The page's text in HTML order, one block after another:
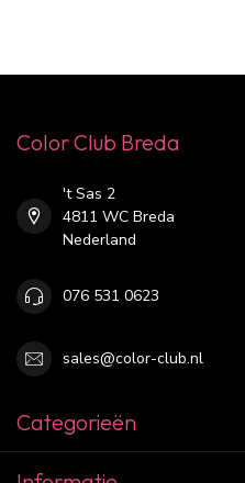
Color Club Breda
't Sas 2
4811 WC Breda
Nederland
076 531 0623
sales@color-club.nl
Categorieën